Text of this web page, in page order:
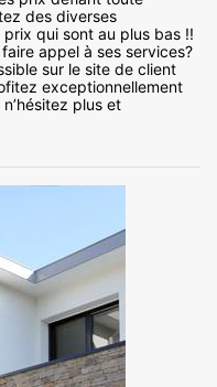
des diverses
qui sont au plus bas !!
appel à ses services?
sur le site de client
exceptionnellement
plus et